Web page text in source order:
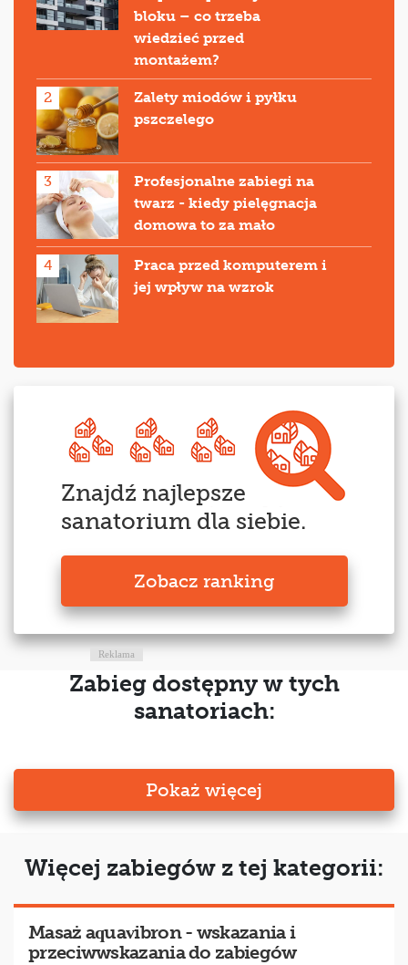
bloku – co trzeba
wiedzieć przed
montażem?
2
Zalety miodów i pyłku
pszczelego
3
Profesjonalne zabiegi na
twarz - kiedy pielęgnacja
domowa to za mało
4
Praca przed komputerem i
jej wpływ na wzrok
Znajdź najlepsze
sanatorium dla siebie.
Zobacz ranking
Reklama
Zabieg dostępny w tych
sanatoriach:
Pokaż więcej
Więcej zabiegów z tej kategorii:
Masaż aquavibron - wskazania i
przeciwwskazania do zabiegów